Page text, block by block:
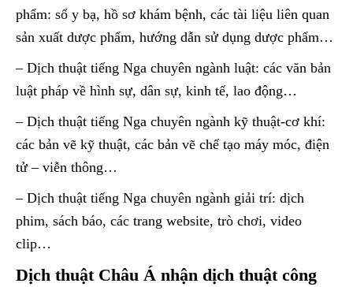
phẩm: sổ y bạ, hồ sơ khám bệnh, các tài liệu liên quan
sản xuất dược phẩm, hướng dẫn sử dụng dược phẩm…
– Dịch thuật tiếng Nga chuyên ngành luật: các văn bản
luật pháp về hình sự, dân sự, kinh tế, lao động…
– Dịch thuật tiếng Nga chuyên ngành kỹ thuật-cơ khí:
các bản vẽ kỹ thuật, các bản vẽ chế tạo máy móc, điện
tử – viễn thông…
– Dịch thuật tiếng Nga chuyên ngành giải trí: dịch
phim, sách báo, các trang website, trò chơi, video
clip…
Dịch thuật Châu Á nhận dịch thuật công